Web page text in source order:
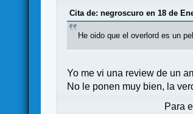
Cita de: negroscuro en 18 de
He oido que el overlord es un
Yo me vi una review de un
No le ponen muy bien, la
Para